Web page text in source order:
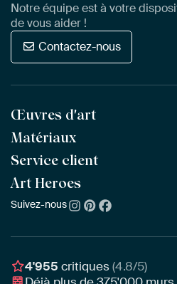
Notre équipe est à votre
de vous aider !
Contactez-nous
Œuvres d'art
Toutes les œuvres
Toutes les collections
Tous les artistes
Meilleures ventes
Matériaux
ArtFrame™ POPULAIRE
ArtFrame™ en bois
Toile
Service client
Questions fréquentes
Commander
Montage & Accrochage
Chèques cadeaux
Art Heroes
À propos de nous
Récompenses
Suivez-nous
4'955 critiques(4.8/5)